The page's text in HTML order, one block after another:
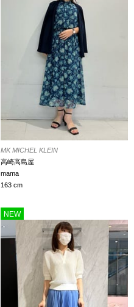
MK MICHEL KLEIN
高崎高島屋
mama
163 cm
NEW